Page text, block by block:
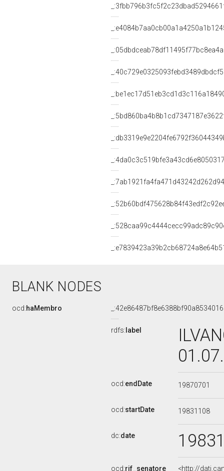
BLANK NODES
ocd:haMembro
rdfs: label
ocd:endDate 19870701
ocd:startDate 19831108
dc:date
ocd:rif_senatore <http://